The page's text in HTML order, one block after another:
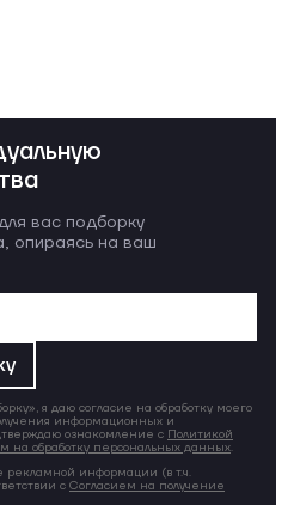
вас подборку
опираясь на ваш
я даю согласие на обработку моего
информационных и
ознакомление с Политикой
на обработку персональных данных.
рекламной информации (в т.ч.
с Согласием на получение